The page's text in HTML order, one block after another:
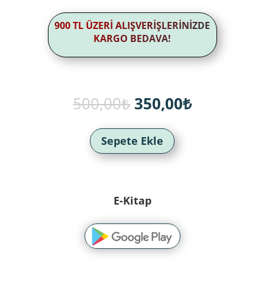
900 TL ÜZERİ ALIŞVERİŞLERİNİZDE
KARGO BEDAVA!
500,00₺ Orijinal
fiyat:
500,00₺.
350,00₺Şu
Sepete Ekle
E-Kitap